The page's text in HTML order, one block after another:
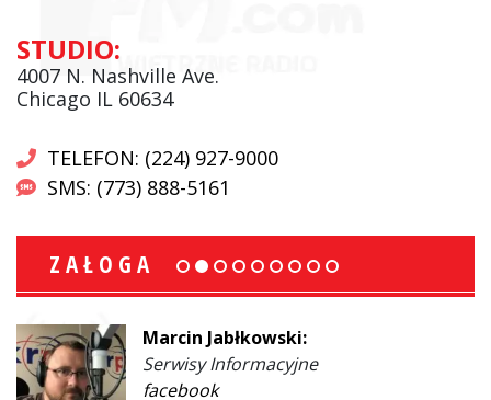
STUDIO:
4007 N. Nashville Ave.
Chicago IL 60634
TELEFON: (224) 927-9000
SMS: (773) 888-5161
ZAŁOGA
Marcin Jabłkowski:
Serwisy Informacyjne
facebook